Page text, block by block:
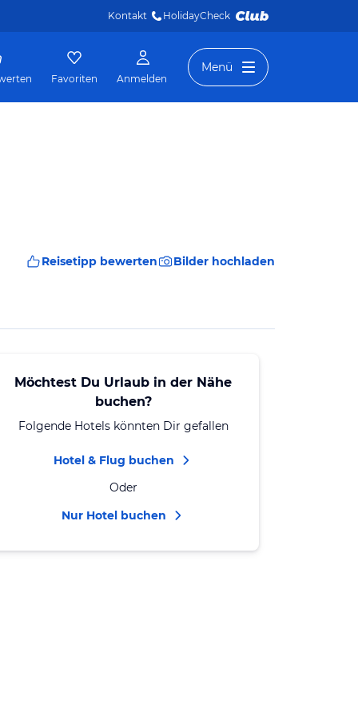
Kontakt HolidayCheck
Favoriten Anmelden
Menü
Reisetipp bewerten Bilder hochladen
Möchtest Du Urlaub in der Nähe
buchen?
Folgende Hotels könnten Dir gefallen
Hotel & Flug buchen
Oder
Nur Hotel buchen